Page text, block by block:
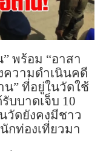
พร้อม “อาสา
ความดำเนินคดี
” ที่อยู่ในวัดใช้
บบาดเจ็บ 10
วัดยังคงมีชาว
กท่องเที่ยวมา